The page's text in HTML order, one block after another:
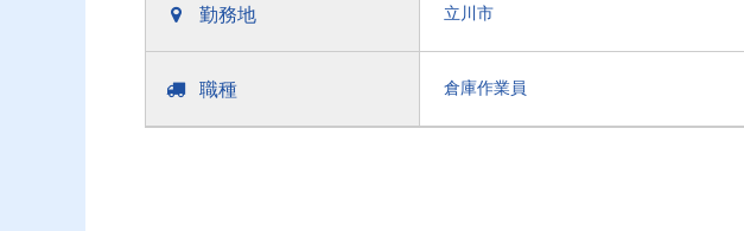
勤務地 立川市
職種 倉庫作業員